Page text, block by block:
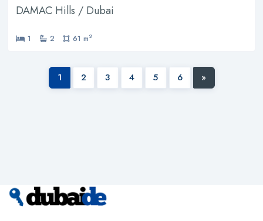
DAMAC Hills / Dubai
1 2 61 m2
1 2 3 4 5 6 »